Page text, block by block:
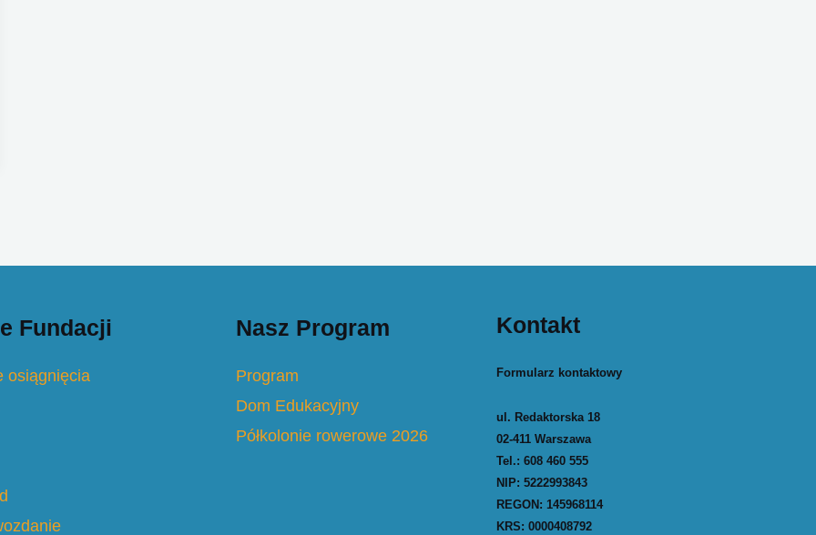
Fundacji
osiągnięcia
Nasz Program
Program
Dom Edukacyjny
Półkolonie rowerowe 2026
Kontakt
Formularz kontaktowy
ul. Redaktorska 18
02-411 Warszawa
Tel.: 608 460 555
NIP: 5222993843
REGON: 145968114
KRS: 0000408792